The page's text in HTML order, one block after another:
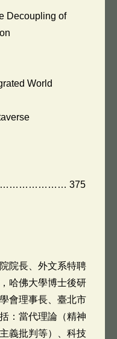
Decoupling of
World
375
院長、外文系特聘
哈佛大學博士後研
會理事長、臺北市
：當代理論（精神
義批判等）、科技